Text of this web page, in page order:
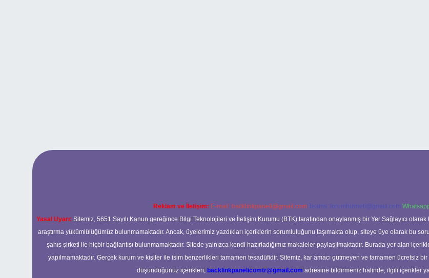
Reklam ve İletişim: E-mail: backlinkpaneli@gmail.com Teams: forumhizmeti@gmail.com
Yasal Uyarı: Sitemiz, 5651 Sayılı Kanun gereğince Bilgi Teknolojileri ve İletişim Kurumu (BTK) tarafından onaylanmış bir Yer Sağlayıcı
araştırma yükümlülüğümüz bulunmamaktadır. Ancak, üyelerimiz yazdıkları içeriklerin sorumluluğunu taşımakta olup, siteye üye olarak bu
şahıs şirketi ile hiçbir bağlantısı bulunmamaktadır. Sitede yalnızca kendi hazırladığımız makaleler paylaşılmaktadır. Burada yer alan
yapılmamaktadır. Gerçek kurum ve kişiler ile isim benzerlikleri tamamen tesadüfidir. Sitemiz, kar amacı gütmeyen ve tamamen ücretsiz
düşündüğünüz içerikleri, backlinkpanelicomtr@gmail.com adresine bildirmeniz halinde, ilgili içerikler